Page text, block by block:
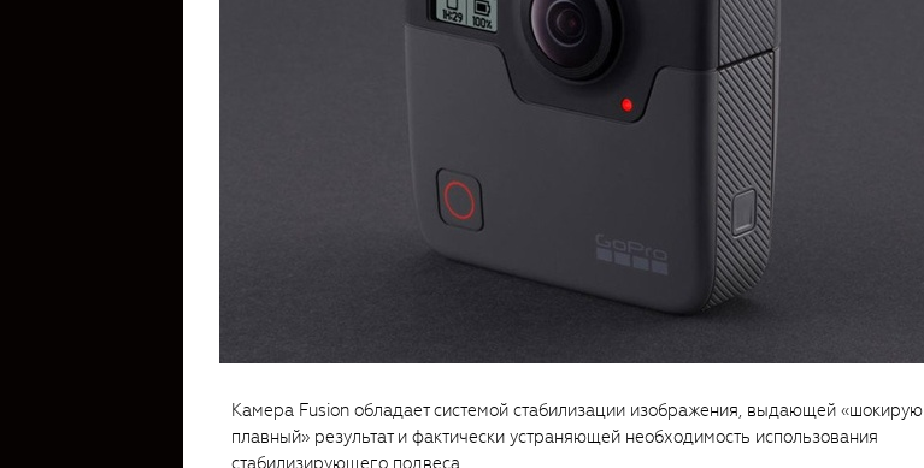
Камера Fusion обладает системой стабилизации изображения, выдающей
плавный» результат и фактически устраняющей необходимость использования
стабилизирующего подвеса.